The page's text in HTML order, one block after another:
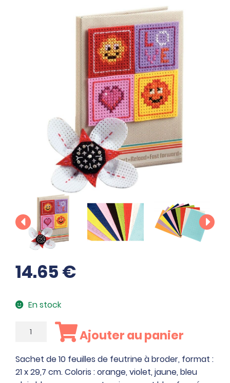
14.65€
En stock
quantité
Sachet
de
10
Ajouter au panier
Sachet de 10 feuilles de feutrine à broder, format :
21 x 29,7 cm. Coloris : orange, violet, jaune, bleu